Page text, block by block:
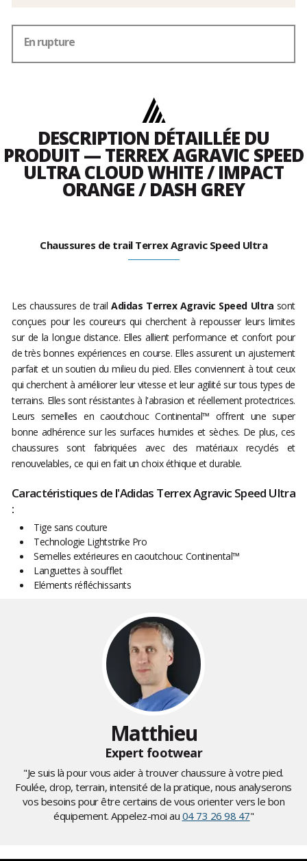
En rupture
DESCRIPTION DÉTAILLÉE DU
PRODUIT — TERREX AGRAVIC SPEED
ULTRA CLOUD WHITE / IMPACT
ORANGE / DASH GREY
Chaussures de trail Terrex Agravic Speed Ultra
Les chaussures de trailAdidas Terrex Agravic Speed Ultra sont
conçues pour les coureurs qui cherchent à repousser leurs limites
sur de la longue distance. Elles allient performance et confort pour
de très bonnes expériences en course. Elles assurent un ajustement
parfait et un soutien du milieu du pied. Elles conviennent à tout ceux
qui cherchent à améliorer leur vitesse et leur agilité sur tous types de
terrains. Elles sont résistantes à l'abrasion et réellement protectrices.
Leurs semelles en caoutchouc Continental™ offrent une super
bonne adhérence sur les surfaces humides et sèches. De plus, ces
chaussures sont fabriquées avec des matériaux recyclés et
renouvelables, ce qui en fait un choix éthique et durable.
Caractéristiques de l'Adidas Terrex Agravic Speed Ultra
:
Tige sans couture
Technologie Lightstrike Pro
Semelles extérieures en caoutchouc Continental™
Languettes à soufflet
Eléments réfléchissants
Matthieu
Expert footwear
"Je suis là pour vous aider à trouver chaussure à votre pied.
Foulée, drop, terrain, intensité de la pratique, nous analyserons
vos besoins pour être certains de vous orienter vers le bon
équipement. Appelez-moi au 04 73 26 98 47"